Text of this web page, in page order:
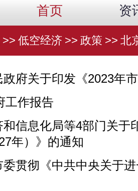
首页 资
>> 低空经济 >> 政策 >> 北
府关于印发《2023年
工作报告
信息化局等4部门关于
年）》的通知
委贯彻《中共中央关于